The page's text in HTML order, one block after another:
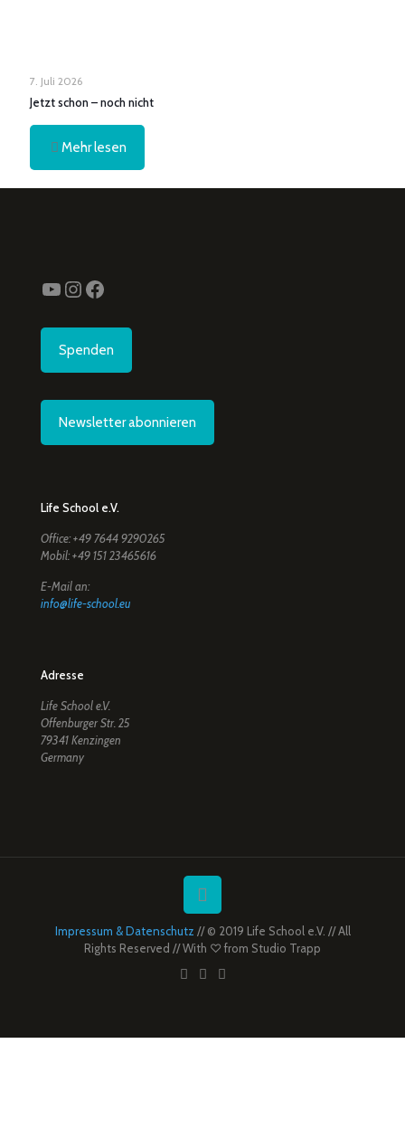
7. Juli 2026
Jetzt schon – noch nicht
Mehr lesen
YouTube
Instagram
Facebook
Spenden
Newsletter abonnieren
Life School e.V.
Office: +49 7644 9290265
Mobil: +49 151 23465616
E-Mail an:
info@life-school.eu
Adresse
Life School e.V.
Offenburger Str. 25
79341 Kenzingen
Germany
Impressum & Datenschutz // © 2019 Life School e.V. // All
Rights Reserved // With ♡ from Studio Trapp